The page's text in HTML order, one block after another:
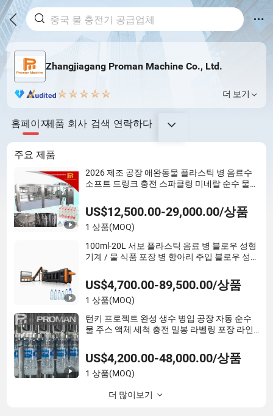
Zhangjiagang Proman Machine Co., Ltd.
더 보기
홈페이지제품 회사 검색 연락하다
주요 제품
2026 제조 공장 애완동물 플라스틱 병 음료수
소프트 드링크 충전 스파클링 미네랄 순수 물
US$12,500.00-29,000.00/상품
1 상품(MOQ)
100ml-20L 서보 플라스틱 음료 병 블로우 성형
기계 / 물 식품 포장 병 항아리 주입 블로우 성형
US$4,700.00-89,500.00/상품
1 상품(MOQ)
턴키 프로젝트 완성 생수 병입 공장 자동 순수
물 주스 액체 세척 충전 밀봉 라벨링 포장 라인
US$4,200.00-48,000.00/상품
1 상품(MOQ)
더 많이보기